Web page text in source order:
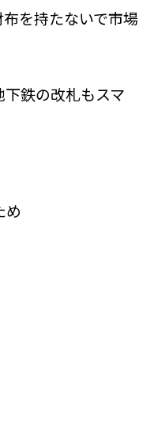
を持たないで市場
鉄の改札もスマ
め